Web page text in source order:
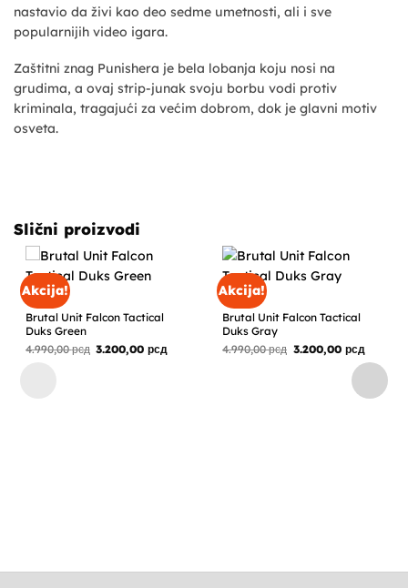
nastavio da živi kao deo sedme umetnosti, ali i sve
popularnijih video igara.
Zaštitni znag Punishera je bela lobanja koju nosi na
grudima, a ovaj strip-junak svoju borbu vodi protiv
kriminala, tragajući za većim dobrom, dok je glavni motiv
osveta.
Slični proizvodi
Akcija!
ODEĆA
Brutal Unit Falcon Tactical
Duks Green
4.990,00рсд Originalna
3.200,00рсд
cena
Akcija!
ODEĆA
Brutal Unit Falcon Tactical
Duks Gray
4.990,00рсд Originalna
4.990,00 рсд.
3.200,00 рсд
cena